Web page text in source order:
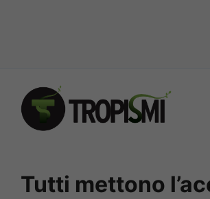
contenuto
Tutti mettono